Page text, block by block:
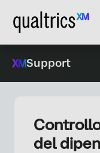
Support
del